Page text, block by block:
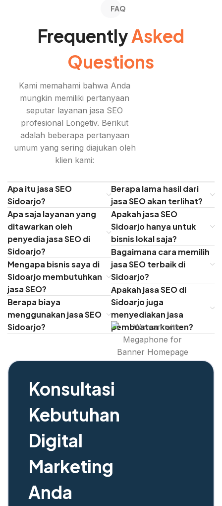
FAQ
FrequentlyAsked
Questions
Kami memahami bahwa Anda
mungkin memiliki pertanyaan
seputar layanan jasa SEO
profesional Longetiv. Berikut
adalah beberapa pertanyaan
umum yang sering diajukan oleh
klien kami:
Apa itu jasa SEO
Sidoarjo?
Apa saja layanan yang
ditawarkan oleh
penyedia jasa SEO di
Sidoarjo?
Mengapa bisnis saya di
Sidoarjo membutuhkan
jasa SEO?
Berapa biaya
menggunakan jasa SEO
Sidoarjo?
Berapa lama hasil dari
jasa SEO akan terlihat?
Apakah jasa SEO
Sidoarjo hanya untuk
bisnis lokal saja?
Bagaimana cara memilih
jasa SEO terbaik di
Sidoarjo?
Apakah jasa SEO di
Sidoarjo juga
menyediakan jasa
pembuatan konten?
Konsultasi
Kebutuhan
Digital
Marketing
Anda